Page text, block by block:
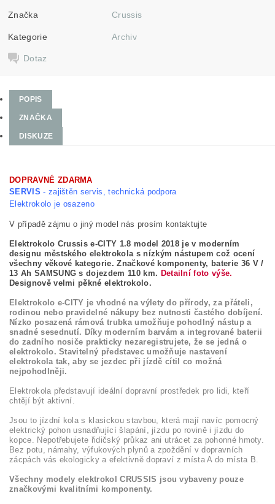
Značka Crussis
Kategorie Archiv
Dotaz
POPIS
ZNAČKA
DISKUZE
DOPRAVNÉ ZDARMA
SERVIS - zajištěn servis, technická podpora
Elektrokolo je osazeno
V případě zájmu o jiný model nás prosím kontaktujte
Elektrokolo Crussis e-CITY 1.8 model 2018 je v moderním
designu městského elektrokola s nízkým nástupem což ocení
všechny věkové kategorie. Značkové komponenty, baterie 36 V /
13 Ah SAMSUNG s dojezdem 110 km. Detailní foto výše.
Designově velmi pěkné elektrokolo.
Elektrokolo e-CITY je vhodné na výlety do přírody, za přáteli,
rodinou nebo pravidelné nákupy bez nutnosti častého dobíjení.
Nízko posazená rámová trubka umožňuje pohodlný nástup a
snadné sesednutí. Díky moderním barvám a integrované baterii
do zadního nosiče prakticky nezaregistrujete, že se jedná o
elektrokolo. Stavitelný představec umožňuje nastavení
elektrokola tak, aby se jezdec při jízdě cítil co možná
nejpohodlněji.
Elektrokola představují ideální dopravní prostředek pro lidi, kteří
chtějí být aktivní.
Jsou to jízdní kola s klasickou stavbou, která mají navíc pomocný
elektrický pohon usnadňující šlapání, jízdu po rovině i jízdu do
kopce. Nepotřebujete řidičský průkaz ani utrácet za pohonné hmoty.
Bez potu, námahy, výfukových plynů a zpoždění v dopravních
zácpách vás ekologicky a efektivně dopraví z místa A do místa B.
Všechny modely elektrokol CRUSSIS jsou vybaveny pouze
značkovými kvalitními komponenty.